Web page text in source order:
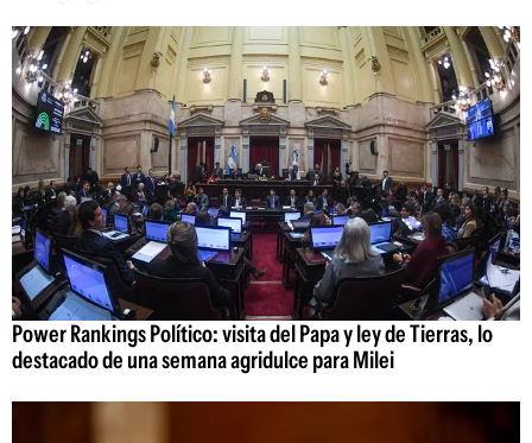
Power Rankings Político: visita del Papa y ley de Tierras, lo
destacado de una semana agridulce para Milei